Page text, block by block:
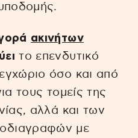
ακινήτων
το επενδυτικό
όσο και από
τους τομείς της
αλλά και των
με